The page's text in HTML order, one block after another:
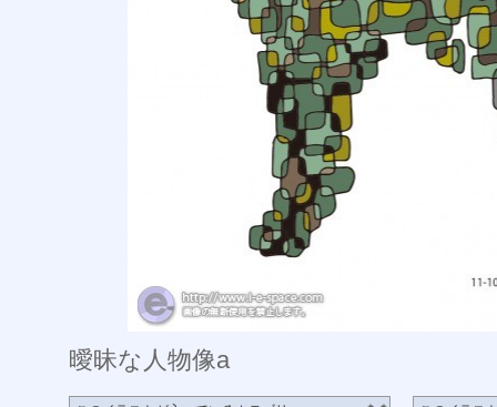
曖昧な人物像a